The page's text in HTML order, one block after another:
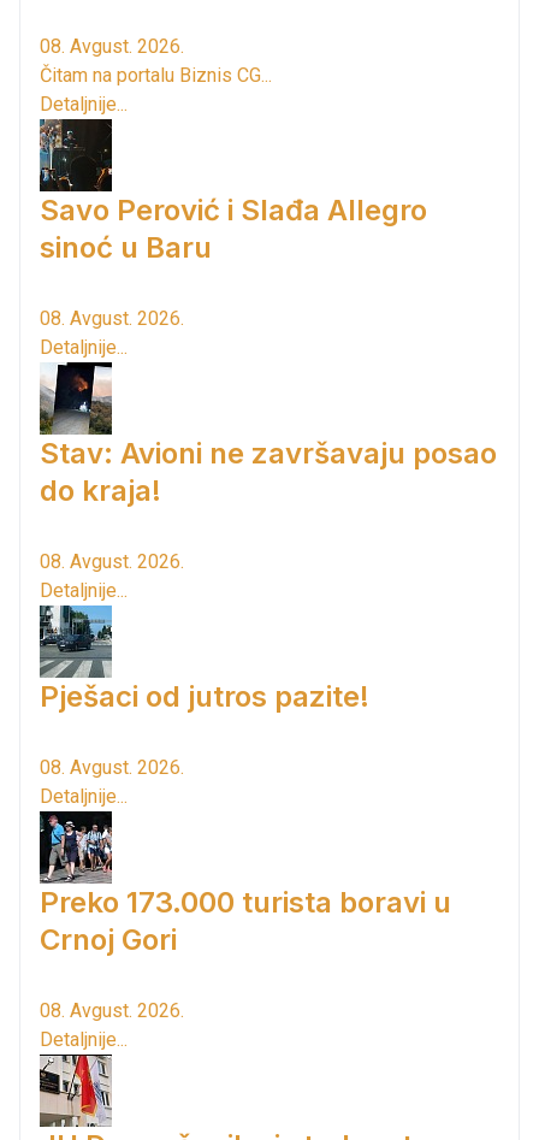
08. Avgust. 2026.
Čitam na portalu Biznis CG...
Detaljnije...
Savo Perović i Slađa Allegro
sinoć u Baru
08. Avgust. 2026.
Detaljnije...
Stav: Avioni ne završavaju posao
do kraja!
08. Avgust. 2026.
Detaljnije...
Pješaci od jutros pazite!
08. Avgust. 2026.
Detaljnije...
Preko 173.000 turista boravi u
Crnoj Gori
08. Avgust. 2026.
Detaljnije...